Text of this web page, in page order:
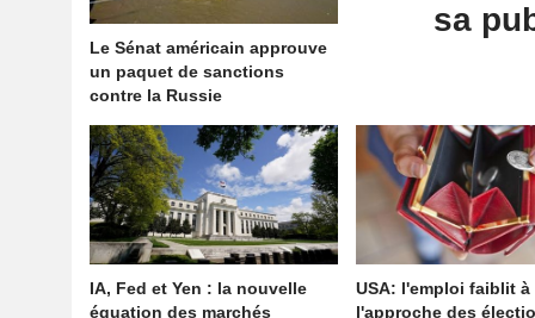
Le Sénat américain approuve
un paquet de sanctions
contre la Russie
sa
IA, Fed et Yen : la nouvelle
équation des marchés
USA: l'emploi faiblit à
l'approche des